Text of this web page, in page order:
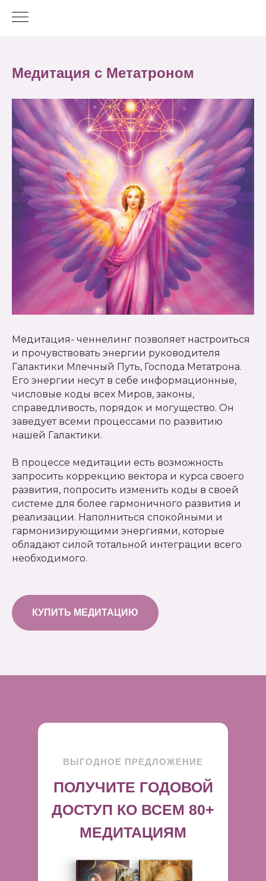
Медитация с Метатроном
Медитация- ченнелинг позволяет настроиться
и прочувствовать энергии руководителя
Галактики Млечный Путь, Господа Метатрона.
Его энергии несут в себе информационные,
числовые коды всех Миров, законы,
справедливость, порядок и могущество. Он
заведует всеми процессами по развитию
нашей Галактики.
В процессе медитации есть возможность
запросить коррекцию вектора и курса своего
развития, попросить изменить коды в своей
системе для более гармоничного развития и
реализации. Наполниться спокойными и
гармонизирующими энергиями, которые
обладают силой тотальной интеграции всего
необходимого.
КУПИТЬ МЕДИТАЦИЮ
ВЫГОДНОЕ ПРЕДЛОЖЕНИЕ
ПОЛУЧИТЕ ГОДОВОЙ
ДОСТУП КО ВСЕМ 80+
МЕДИТАЦИЯМ